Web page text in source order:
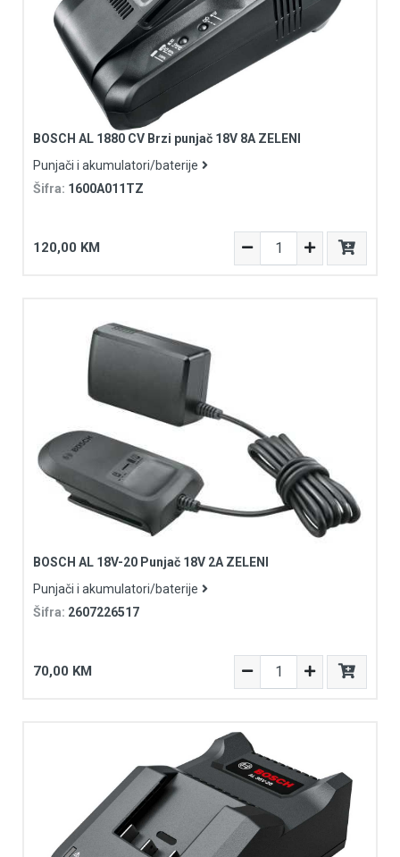
BOSCH AL 1880 CV Brzi punjač 18V 8A ZELENI
Punjači i akumulatori/baterije
Šifra: 1600A011TZ
120,00 KM
BOSCH AL 18V-20 Punjač 18V 2A ZELENI
Punjači i akumulatori/baterije
Šifra: 2607226517
70,00 KM